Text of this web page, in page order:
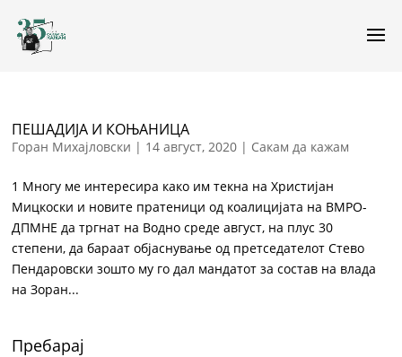
ПЕШАДИЈА И КОЊАНИЦА
Горан Михајловски | 14 август, 2020 | Сакам да кажам
1 Многу ме интересира како им текна на Христијан
Мицкоски и новите пратеници од коалицијата на ВМРО-
ДПМНЕ да тргнат на Водно среде август, на плус 30
степени, да бараат објаснување од претседателот Стево
Пендаровски зошто му го дал мандатот за состав на влада
на Зоран...
Пребарај